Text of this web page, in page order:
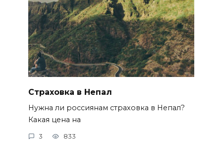
Страховка в Непал
Нужна ли россиянам страховка в Непал?
Какая цена на
3 833